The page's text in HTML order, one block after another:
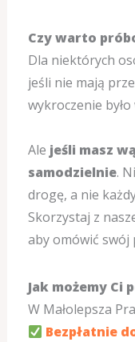
Czy warto
Dla niektórych
jeśli nie mają
wykroczenie
Ale jeśli masz
samodzielnie.
drogę, a nie
Skorzystaj z
aby omówić swój
Jak możemy Ci
W Małolepsza
Bezpłatnie